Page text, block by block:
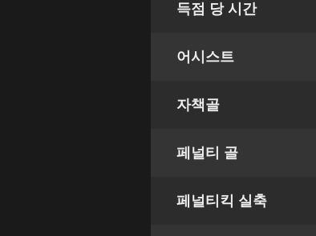
득점 당 시간
어시스트
자책골
페널티 골
페널티킥 실축